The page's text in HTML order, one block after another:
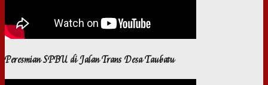
Peresmian SPBU di Jalan Trans Desa Taubatu